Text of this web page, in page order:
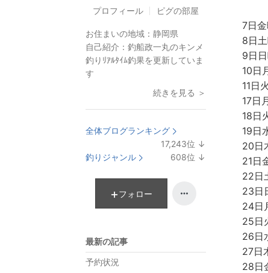
7日
8日
9日
10日
11日
17日
18日
19日
20日
21日
22日
23日
24日
25日
26日
27日
28日
プロフィール ピグの部屋
お住まいの地域： 静岡県
自己紹介： 釣船政一丸のキンメ
釣りﾘｱﾙﾀｲﾑ釣果を更新していま
す
続きを見る ＞
全体ブログランキング
17,243位 ↓
釣りジャンル 608位 ↓
フォロー
最新の記事
予約状況